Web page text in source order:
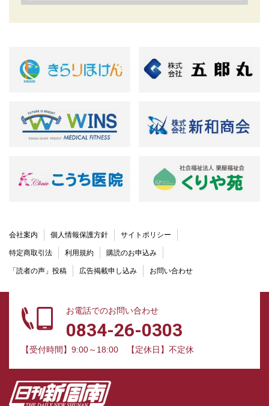
会社案内 個人情報保護方針 サイトポリシー
特定商取引法 利用規約 購読のお申込み
「読者の声」投稿 広告掲載申し込み お問い合わせ
お電話でのお問い合わせ
0834-26-0303
【受付時間】9:00～18:00 【定休日】不定休